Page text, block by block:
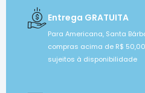
Entrega GRATUITA
Para Americana, Santa
compras acima de R$
sujeitos à disponibilidade